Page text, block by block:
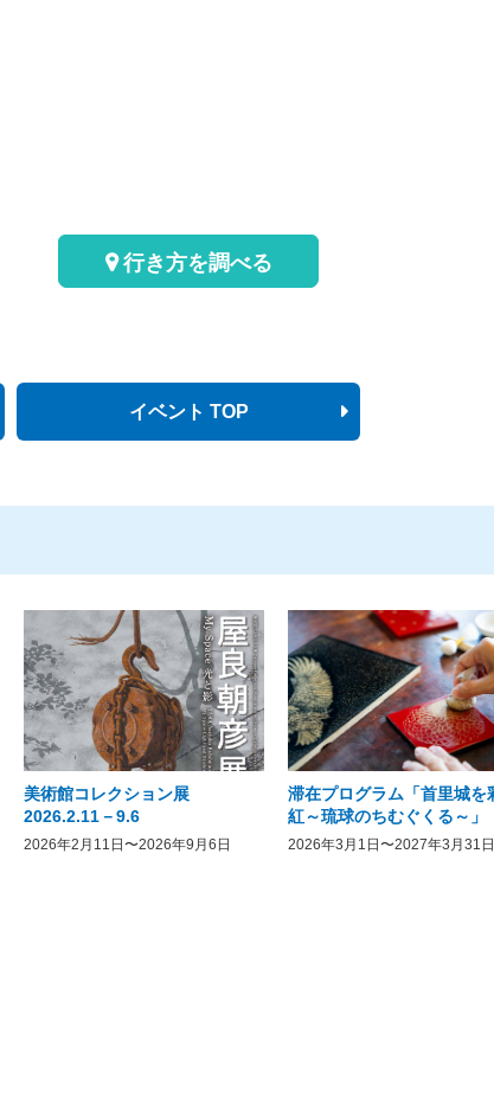
行き方を調べる
イベント TOP
美術館コレクション展
2026.2.11－9.6
2026年2月11日〜2026年9月6日
滞在プログラム「首里城を
紅～琉球のちむぐくる～」
2026年3月1日〜2027年3月31日